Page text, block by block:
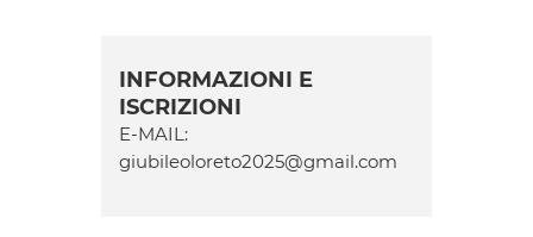
INFORMAZIONI E
ISCRIZIONI
E-MAIL:
giubileoloreto2025@gmail.com